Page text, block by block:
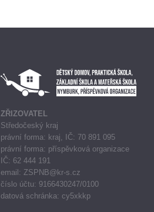
ZŘIZOVATEL
Středočeský kraj
právní forma: kraj, IČ: 70 891 095
právní forma: příspěvková organizace
IČ: 62 444 191
email: ZSPNB@kr-s.cz
číslo účtu: 9166430247/0100
datová schránka: cy5xkkp